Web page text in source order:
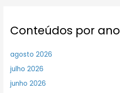
Conteúdos por ano
agosto 2026
julho 2026
junho 2026